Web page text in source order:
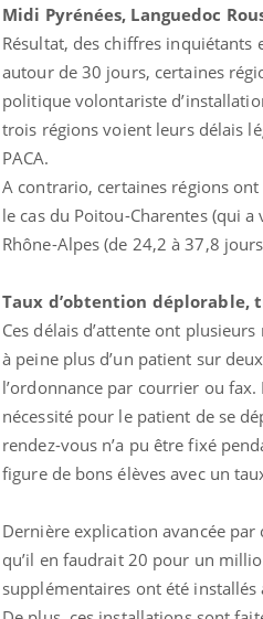
Midi Pyrénées, Languedoc
Résultat, des chiffres
autour de 30 jours, certaines
politique volontariste
trois régions voient leurs délais
PACA.
A contrario, certaines régions
le cas du Poitou-Charentes (qui
Rhône-Alpes (de 24,2 à 37,8
Taux d’obtention déplorable, t
Ces délais d’attente ont
à peine plus d’un patient sur
l’ordonnance par courrier ou
nécessité pour le patient de se
rendez-vous n’a pu être fixé
figure de bons élèves avec un
Dernière explication avancée par
qu’il en faudrait 20 pour un
supplémentaires ont été